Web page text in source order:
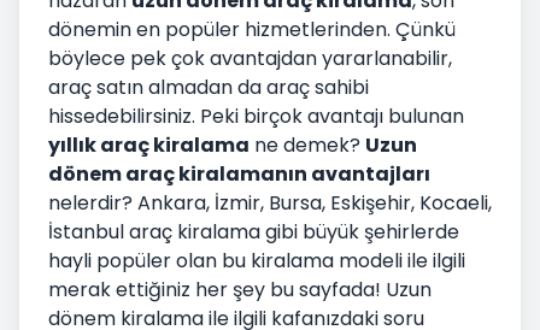
dönemin en popüler hizmetlerinden. Çünkü
böylece pek çok avantajdan yararlanabilir,
araç satın almadan da araç sahibi
hissedebilirsiniz. Peki birçok avantajı bulunan
yıllık araç kiralama ne demek? Uzun
dönem araç kiralamanın avantajları
nelerdir? Ankara, İzmir, Bursa, Eskişehir, Kocaeli,
İstanbularaç kiralamagibi büyük şehirlerde
hayli popüler olan bu kiralama modeli ile ilgili
merak ettiğiniz her şey bu sayfada! Uzun
dönem kiralama ile ilgili kafanızdaki soru